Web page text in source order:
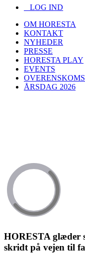
LOG IND
OM HORESTA
KONTAKT
NYHEDER
PRESSE
HORESTA PLAY
EVENTS
ÅRSDAG 2026
HORESTA glæder
skridt på vejen til